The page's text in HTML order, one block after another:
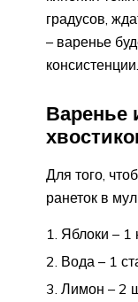
градусов,
– варенье
консистенции.
Варенье
Для того,
ранеток в
Яблоки – 1
Вода – 1
Лимон – 2